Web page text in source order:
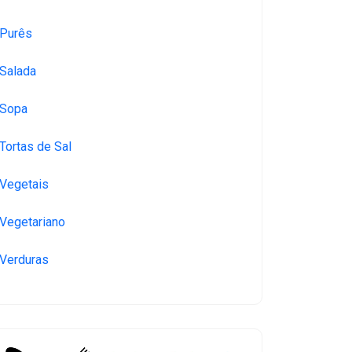
Purês
Salada
Sopa
Tortas de Sal
Vegetais
Vegetariano
Verduras